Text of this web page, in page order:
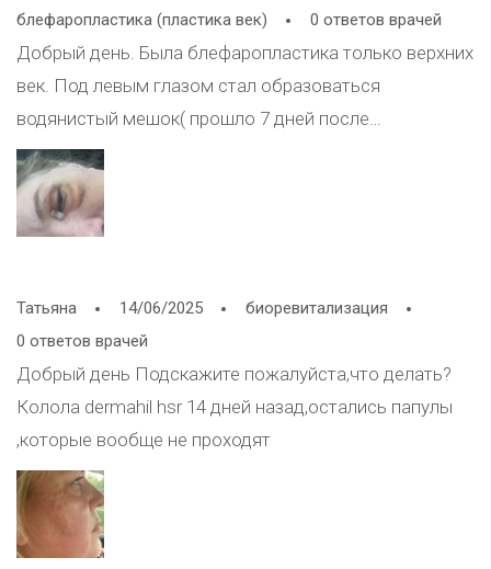
блефаропластика (пластика век)
0 ответов врачей
Добрый день. Была блефаропластика только верхних
век. Под левым глазом стал образоваться
водянистый мешок( прошло 7 дней после
операции).Нормально ли это? Чем можно улучшить
ситуацию и ускорить реабилитацию.
Татьяна 14/06/2025
биоревитализация
0 ответов врачей
Добрый день Подскажите пожалуйста,что делать?
Колола dermahil hsr 14 дней назад,остались папулы
,которые вообще не проходят